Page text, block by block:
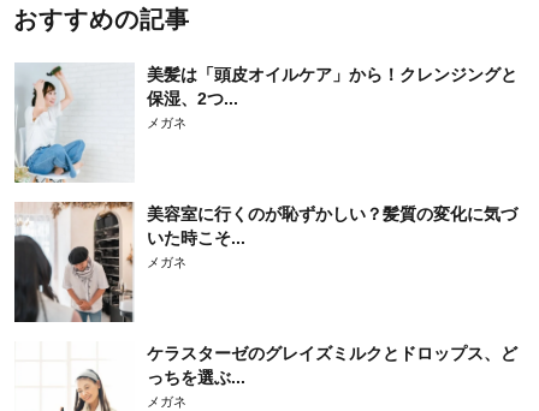
おすすめの記事
美髪は「頭皮オイルケア」から！クレンジングと
保湿、2つ...
メガネ
美容室に行くのが恥ずかしい？髪質の変化に気づ
いた時こそ...
メガネ
ケラスターゼのグレイズミルクとドロップス、ど
っちを選ぶ...
メガネ